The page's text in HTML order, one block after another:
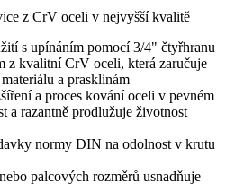
z CrV oceli v nejvyšší kvalitě
s upínáním pomocí 3/4" čtyřhranu
z kvalitní CrV oceli, která zaručuje
a prasklinám
a proces kování oceli v pevném
a razantně prodlužuje životnost
normy DIN na odolnost v krutu
palcových rozměrů usnadňuje